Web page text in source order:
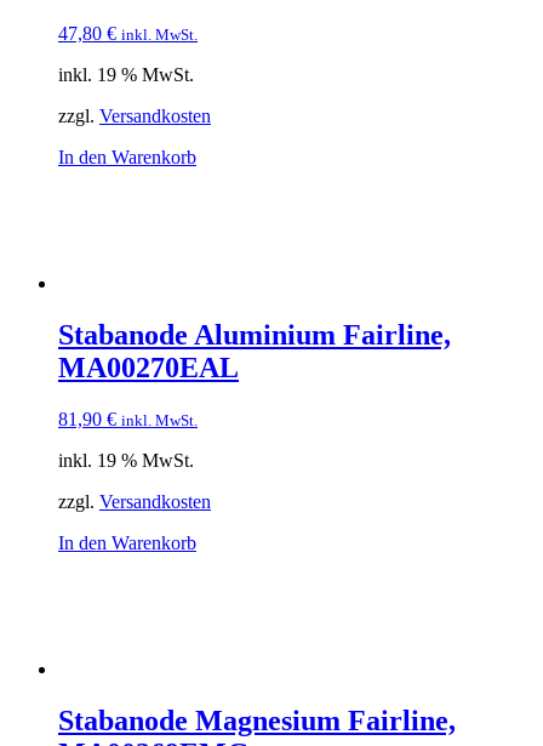
47,80 € inkl. MwSt.
inkl. 19 % MwSt.
zzgl. Versandkosten
In den Warenkorb
Stabanode Aluminium Fairline,
MA00270EAL
81,90 € inkl. MwSt.
inkl. 19 % MwSt.
zzgl. Versandkosten
In den Warenkorb
Stabanode Magnesium Fairline,